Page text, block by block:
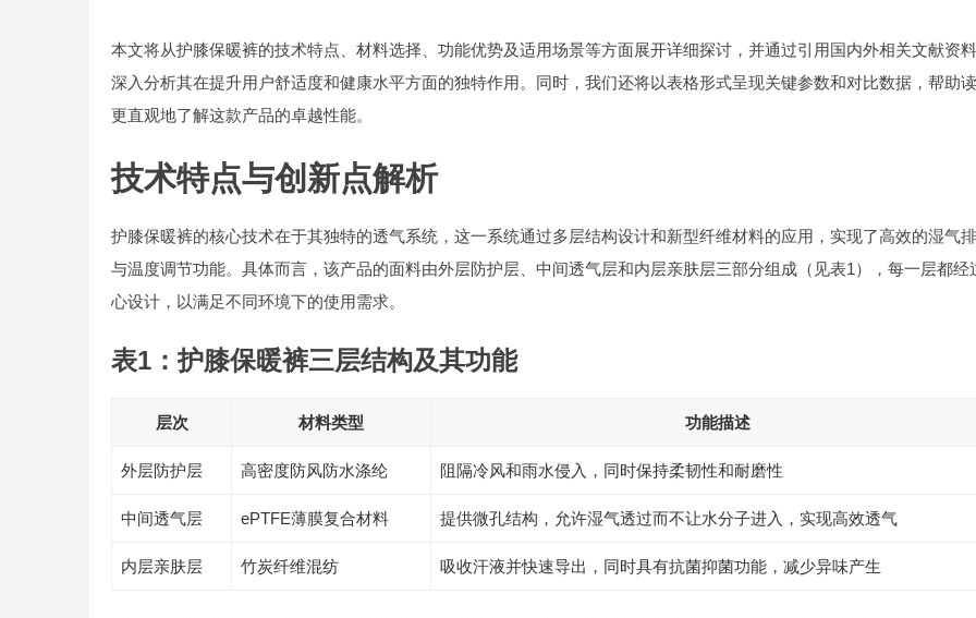
本文将从护膝保暖裤的技术特点、材料选择、功能优势及适用场景等方面展开详细探讨，并通过引用国内外相关文献资料
深入分析其在提升用户舒适度和健康水平方面的独特作用。同时，我们还将以表格形式呈现关键参数和对比数据，帮助
更直观地了解这款产品的卓越性能。
技术特点与创新点解析
护膝保暖裤的核心技术在于其独特的透气系统，这一系统通过多层结构设计和新型纤维材料的应用，实现了高效的湿气
与温度调节功能。具体而言，该产品的面料由外层防护层、中间透气层和内层亲肤层三部分组成（见表1），每一层都经
心设计，以满足不同环境下的使用需求。
表1：护膝保暖裤三层结构及其功能
层次 材料类型 功能描述
外层防护层 高密度防风防水涤纶 阻隔冷风和雨水侵入，同时保持柔韧性和耐磨性
中间透气层 ePTFE薄膜复合材料 提供微孔结构，允许湿气透过而不让水分子进入，实现高效透气
内层亲肤层 竹炭纤维混纺 吸收汗液并快速导出，同时具有抗菌抑菌功能，减少异味产生